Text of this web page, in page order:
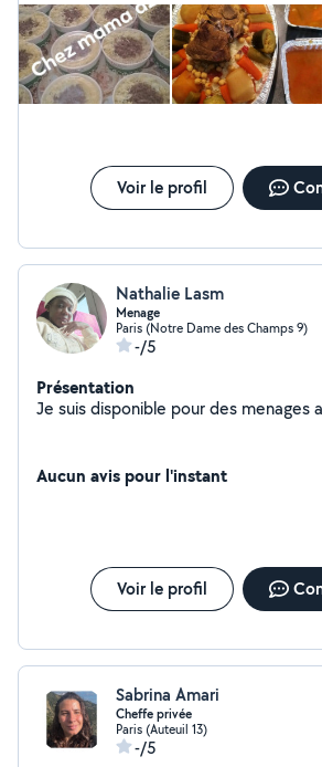
Voir le profil
Nathalie Lasm
Menage
Paris (Notre Dame des Champs 9)
-/5
Présentation
Je suis disponible pour des menages
Aucun avis pour l'instant
Voir le profil
Sabrina Amari
Cheffe privée
Paris (Auteuil 13)
-/5